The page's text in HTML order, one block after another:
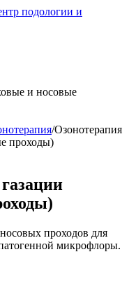
подологии и
и носовые
/Озонотерапия
проходы)
проходов для
микрофлоры.